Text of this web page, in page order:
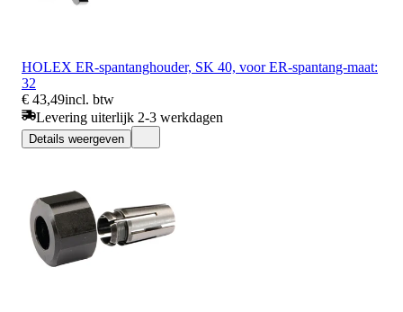
HOLEX ER-spantanghouder, SK 40, voor ER-spantang-maat:
32
€ 43,49incl. btw
Levering uiterlijk 2-3 werkdagen
Details weergeven